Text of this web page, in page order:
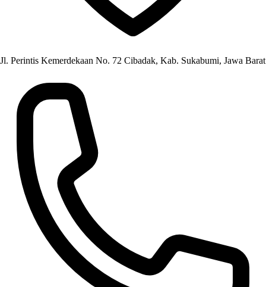
Jl. Perintis Kemerdekaan No. 72 Cibadak, Kab. Sukabumi, Jawa Barat